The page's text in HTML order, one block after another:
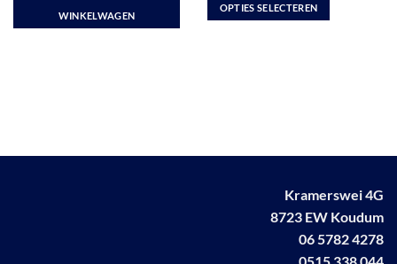
WINKELWAGEN
OPTIES SELECTEREN
kan
Kramerswei 4G
8723 EW Koudum
06 5782 4278